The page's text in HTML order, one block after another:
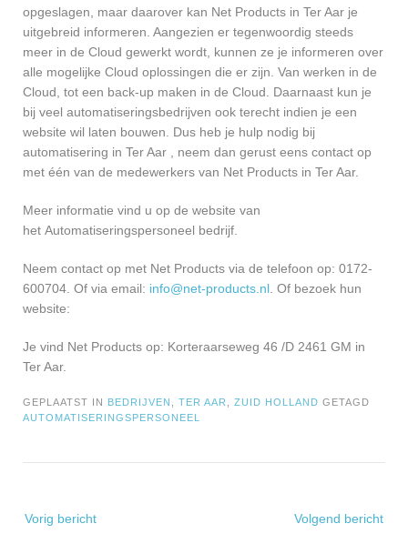
opgeslagen, maar daarover kan Net Products in Ter Aar je
uitgebreid informeren. Aangezien er tegenwoordig steeds
meer in de Cloud gewerkt wordt, kunnen ze je informeren over
alle mogelijke Cloud oplossingen die er zijn. Van werken in de
Cloud, tot een back-up maken in de Cloud. Daarnaast kun je
bij veel automatiseringsbedrijven ook terecht indien je een
website wil laten bouwen. Dus heb je hulp nodig bij
automatisering in Ter Aar , neem dan gerust eens contact op
met één van de medewerkers van Net Products in Ter Aar.
Meer informatie vind u op de website van
het Automatiseringspersoneel bedrijf.
Neem contact op met Net Products via de telefoon op: 0172-
600704. Of via email: info@net-products.nl . Of bezoek hun
website:
Je vind Net Products op: Korteraarseweg 46 /D 2461 GM in
Ter Aar.
GEPLAATST IN BEDRIJVEN TER AAR ZUID HOLLAND GETAGD
AUTOMATISERINGSPERSONEEL
navigatie
Vorig bericht Volgend bericht